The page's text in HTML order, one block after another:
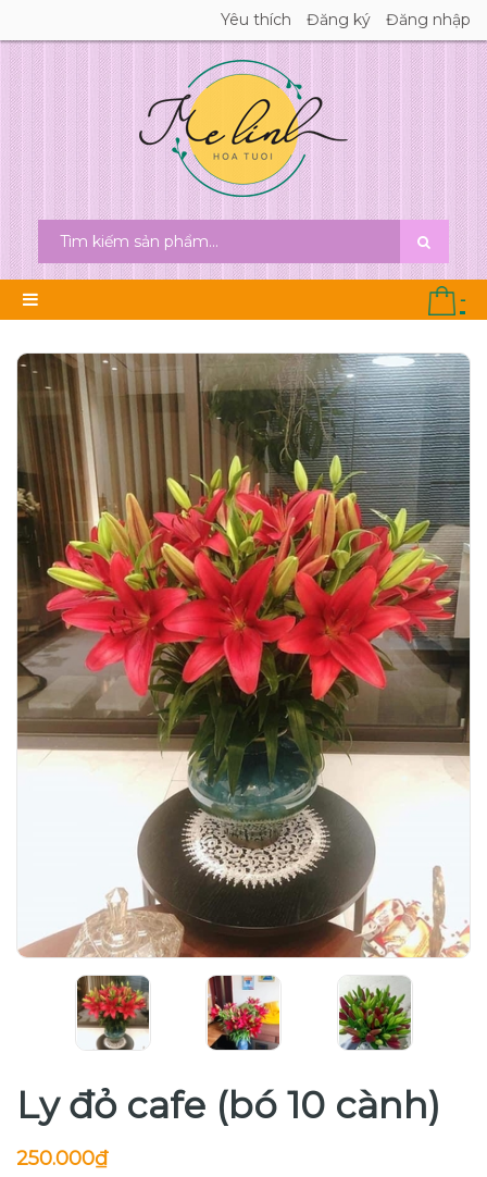
Yêu thích Đăng ký Đăng nhập
-
Ly đỏ cafe (bó 10 cành)
250.000₫